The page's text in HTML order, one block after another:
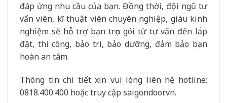
đáp ứng nhu cầu của bạn. Đồng thời, đội ngũ tư
vấn viên, kĩ thuật viên chuyên nghiệp, giàu kinh
nghiệm sẽ hỗ trợ bạn trọn gói từ tư vấn đến lắp
đặt, thi công, bảo trì, bảo dưỡng, đảm bảo bạn
hoàn an tâm.
Thông tin chi tiết xin vui lòng liên hệ hotline:
0818.400.400 hoặc truy cập saigondoor.vn.